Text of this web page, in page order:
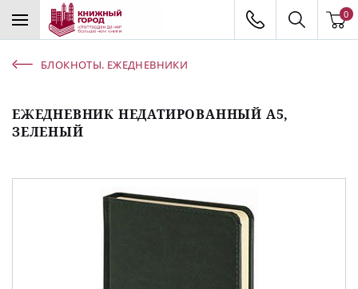
0
БЛОКНОТЫ. ЕЖЕДНЕВНИКИ
ЕЖЕДНЕВНИК НЕДАТИРОВАННЫЙ А5,
ЗЕЛЕНЫЙ